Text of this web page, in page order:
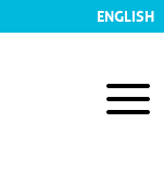
ENGLISH